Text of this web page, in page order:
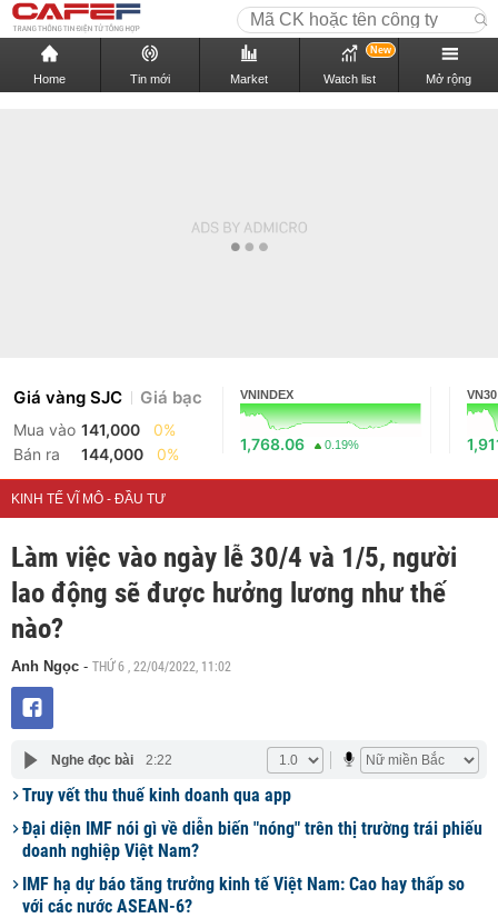
Home Tin mới Market Watch list
New
Mở rộng
Giá vàng SJC Giá bạc
Mua vào 141,000
0%
Bán ra
144,000 0%
VNINDEX
1,768.06 0.19%
VN30
KINH TẾ VĨ MÔ - ĐẦU TƯ
Làm việc vào ngày lễ 30/4 và 1/5, người
lao động sẽ được hưởng lương như thế
nào?
Anh Ngọc - THỨ 6 , 22/04/2022, 11:02
Nghe đọc bài 2:22
Truy vết thu thuế kinh doanh qua app
Đại diện IMF nói gì về diễn biến "nóng" trên thị trường trái phiếu
doanh nghiệp Việt Nam?
IMF hạ dự báo tăng trưởng kinh tế Việt Nam: Cao hay thấp so
với các nước ASEAN-6?